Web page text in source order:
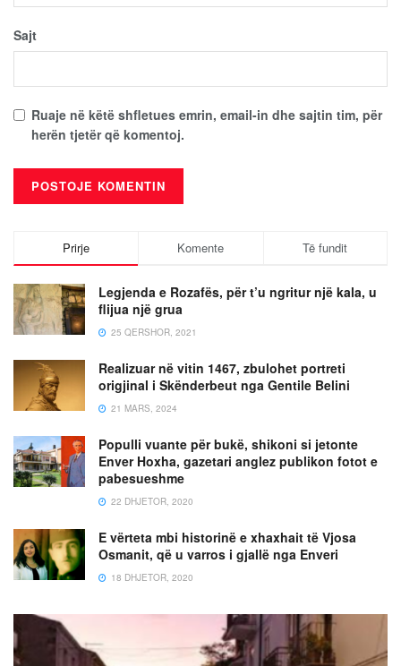
Sajt
Ruaje në këtë shfletues emrin, email-in dhe sajtin tim, për
herën tjetër që komentoj.
Prirje Komente Të fundit
Legjenda e Rozafës, për t’u ngritur një kala, u
flijua një grua
25 QERSHOR, 2021
Realizuar në vitin 1467, zbulohet portreti
origjinal i Skënderbeut nga Gentile Belini
21 MARS, 2024
Populli vuante për bukë, shikoni si jetonte
Enver Hoxha, gazetari anglez publikon fotot e
pabesueshme
22 DHJETOR, 2020
E vërteta mbi historinë e xhaxhait të Vjosa
Osmanit, që u varros i gjallë nga Enveri
18 DHJETOR, 2020